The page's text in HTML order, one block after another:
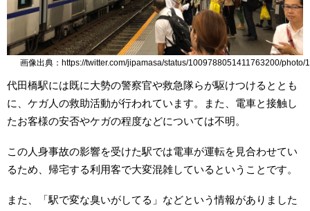
画像出典：https://twitter.com/jipamasa/status/1009788051411763200/photo/1
代田橋駅には既に大勢の警察官や救急隊らが駆けつけるととも
に、ケガ人の救助活動が行われています。また、電車と接触し
たお客様の安否やケガの程度などについては不明。
この人身事故の影響を受けた駅では電車が運転を見合わせてい
るため、帰宅する利用客で大変混雑しているということです。
また、「駅で変な臭いがしてる」などという情報がありました